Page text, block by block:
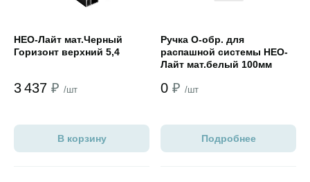
НЕО-Лайт мат.Черный
Горизонт верхний 5,4
3 437 ₽ /шт
В корзину
Ручка О-обр. для
распашной системы НЕО-
Лайт мат.белый 100мм
0 ₽ /шт
Подробнее